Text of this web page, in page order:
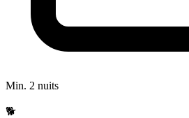
Min. 2 nuits
🐕